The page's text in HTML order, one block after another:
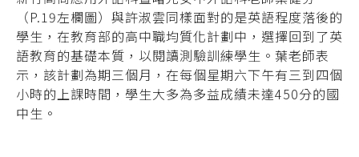
（P.19左欄圖）與許淑雲同樣面對的是英語程度落後的
學生，在教育部的高中職均質化計劃中，選擇回到了英
語教育的基礎本質，以閱讀測驗訓練學生。葉老師表
示，該計劃為期三個月，在每個星期六下午有三到四個
小時的上課時間，學生大多為多益成績未達450分的國
中生。